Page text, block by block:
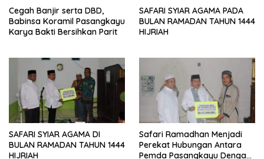
Cegah Banjir serta DBD,
Babinsa Koramil Pasangkayu
Karya Bakti Bersihkan Parit
SAFARI SYIAR AGAMA PADA
BULAN RAMADAN TAHUN 1444
HIJRIAH
SAFARI SYIAR AGAMA DI
BULAN RAMADAN TAHUN 1444
HIJRIAH
Safari Ramadhan Menjadi
Perekat Hubungan Antara
Pemda Pasangkayu Dengan